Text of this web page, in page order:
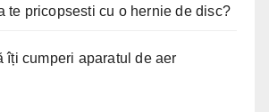
te pricopsesti cu o hernie de disc?
îți cumperi aparatul de aer